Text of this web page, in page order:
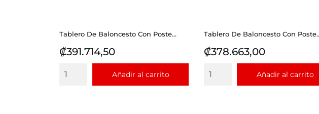
Tablero De Baloncesto Con Poste...
Precio
₡391.714,50
Añadir al carrito
Tablero De Baloncesto Con
Precio
₡378.663,00
Añadir al carrito